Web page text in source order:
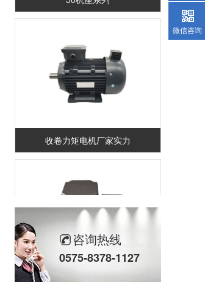
收卷力矩电机厂家实力
56机座系列
咨询热线
0575-8378-1127
微信咨询